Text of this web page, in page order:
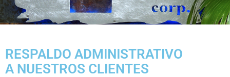
RESPALDO ADMINISTRATIVO
A NUESTROS CLIENTES